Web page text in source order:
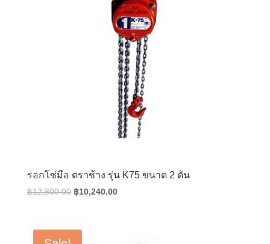
รอกโซ่มือ ตราช้าง รุ่น K75 ขนาด 2 ตัน
฿12,800.00 Original
฿12,800.00.
฿10,240.00Current